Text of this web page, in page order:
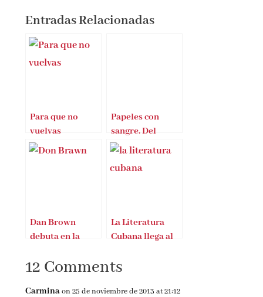
Entradas Relacionadas
Para que no
vuelvas
Papeles con
sangre. Del
bullying a la
Dan Brown
debuta en la
infantil
La Literatura
Cubana llega al
Cervantes
12 Comments
Carminaon 25 de noviembre de 2013 at 21:12